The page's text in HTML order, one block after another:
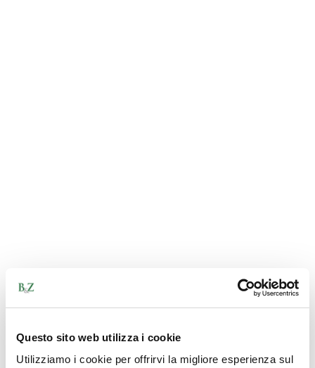
Questo sito web utilizza i cookie
Utilizziamo i cookie per offrirvi la migliore esperienza sul